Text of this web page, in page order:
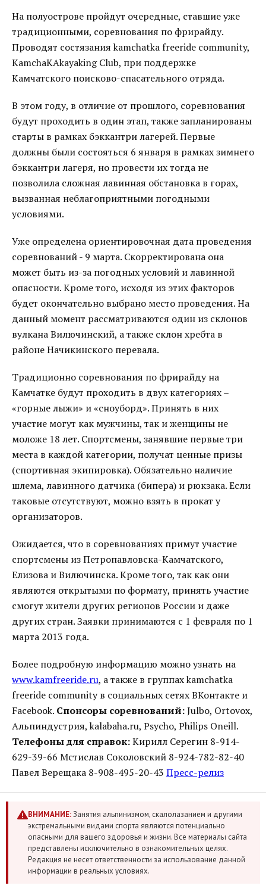
На полуострове пройдут очередные, ставшие уже
традиционными, соревнования по фрирайду.
Проводят состязания kamchatka freeride community,
KamchaKAkayaking Club, при поддержке
Камчатского поисково-спасательного отряда.
В этом году, в отличие от прошлого, соревнования
будут проходить в один этап, также запланированы
старты в рамках бэккантри лагерей. Первые
должны были состояться 6 января в рамках зимнего
бэккантри лагеря, но провести их тогда не
позволила сложная лавинная обстановка в горах,
вызванная неблагоприятными погодными
условиями.
Уже определена ориентировочная дата проведения
соревнований - 9 марта. Скорректирована она
может быть из-за погодных условий и лавинной
опасности. Кроме того, исходя из этих факторов
будет окончательно выбрано место проведения. На
данный момент рассматриваются один из склонов
вулкана Вилючинский, а также склон хребта в
районе Начикинского перевала.
Традиционно соревнования по фрирайду на
Камчатке будут проходить в двух категориях –
«горные лыжи» и «сноуборд». Принять в них
участие могут как мужчины, так и женщины не
моложе 18 лет. Спортсмены, занявшие первые три
места в каждой категории, получат ценные призы
(спортивная экипировка). Обязательно наличие
шлема, лавинного датчика (бипера) и рюкзака. Если
таковые отсутствуют, можно взять в прокат у
организаторов.
Ожидается, что в соревнованиях примут участие
спортсмены из Петропавловска-Камчатского,
Елизова и Вилючинска. Кроме того, так как они
являются открытыми по формату, принять участие
смогут жители других регионов России и даже
других стран. Заявки принимаются с 1 февраля по 1
марта 2013 года.
Более подробную информацию можно узнать на
www.kamfreeride.ru, а также в группах kamchatka
freeride community в социальных сетях ВКонтакте и
Facebook. Спонсоры соревнований:Julbo, Ortovox,
Альпиндустрия, kalabaha.ru, Psycho, Philips Oneill.
Телефоны для справок:Кирилл Серегин 8-914-
629-39-66 Мстислав Соколовский 8-924-782-82-40
Павел Верещака 8-908-495-20-43 Пресс-релиз
ВНИМАНИЕ:Занятия альпинизмом, скалолазанием и другими
экстремальными видами спорта являются потенциально
опасными для вашего здоровья и жизни. Все материалы сайта
представлены исключительно в ознакомительных целях.
Редакция не несет ответственности за использование данной
информации в реальных условиях.